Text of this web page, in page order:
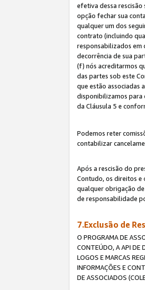
efetiva dessa rescisão
opção fechar sua
qualquer um dos
contrato (incluindo
responsabilizados em
decorrência de sua
(f) nós acreditarmos
das partes sob este
que estão associadas
disponibilizamos para
da Cláusula 5 e
Podemos reter
contabilizar
Após a rescisão do
Contudo, os direitos e
qualquer obrigação
de responsabilidade
7.Exclusão de
O PROGRAMA DE
CONTEÚDO, A API DE
LOGOS E MARCAS
INFORMAÇÕES E
DE ASSOCIADOS